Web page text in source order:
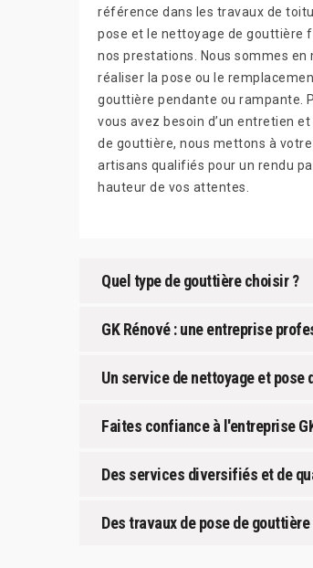
référence dans les travaux de
pose et le nettoyage de gouttière
nos prestations. Nous sommes en
réaliser la pose ou le
gouttière pendante ou rampante.
vous avez besoin d’un entretien
de gouttière, nous mettons à
artisans qualifiés pour un rendu
hauteur de vos attentes.
Quel type de gouttière choisir ?
GK Rénové : une entreprise
Un service de nettoyage et
Faites confiance à l'entreprise
Des services diversifiés et de
Des travaux de pose de